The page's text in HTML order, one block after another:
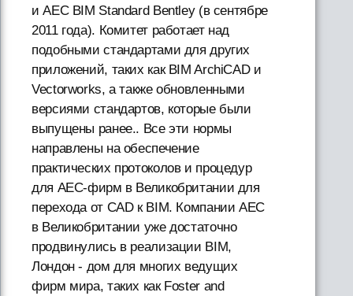
и AEC BIM Standard Bentley (в сентябре
2011 года). Комитет работает над
подобными стандартами для других
приложений, таких как BIM ArchiCAD и
Vectorworks, а также обновленными
версиями стандартов, которые были
выпущены ранее.. Все эти нормы
направлены на обеспечение
практических протоколов и процедур
для AEC-фирм в Великобритании для
перехода от CAD к BIM. Компании AEC
в Великобритании уже достаточно
продвинулись в реализации BIM,
Лондон - дом для многих ведущих
фирм мира, таких как Foster and